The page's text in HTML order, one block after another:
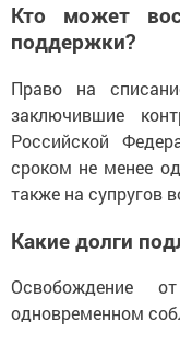
Кто может
поддержки?
Право на
заключившие
Российской
сроком не менее
также на супругов
Какие долги
Освобождение
одновременном